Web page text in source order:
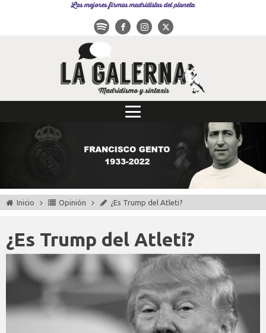
Las mejores firmas madridistas del planeta
Inicio Opinión ¿Es Trump del Atleti?
¿Es Trump del Atleti?